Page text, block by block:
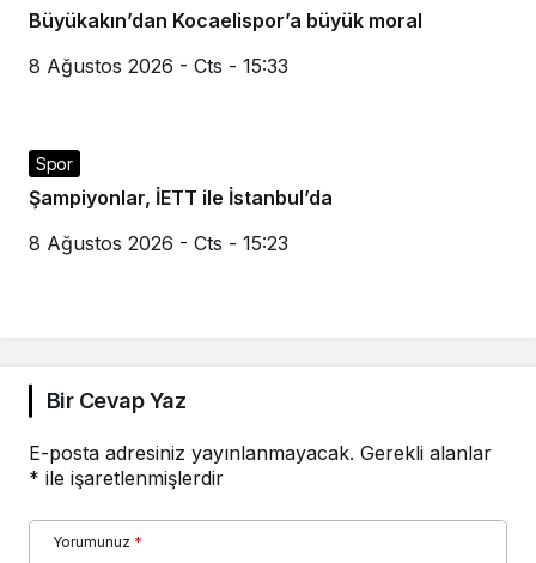
Büyükakın’dan Kocaelispor’a büyük moral
8 Ağustos 2026 - Cts - 15:33
Spor
Şampiyonlar, İETT ile İstanbul’da
8 Ağustos 2026 - Cts - 15:23
Bir Cevap Yaz
E-posta adresiniz yayınlanmayacak. Gerekli alanlar
* ile işaretlenmişlerdir
Yorumunuz *